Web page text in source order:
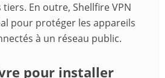
En outre, Shellfire VPN
pour protéger les appareils
à un réseau public.
pour installer